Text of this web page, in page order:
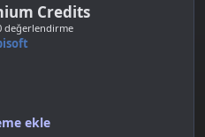
Credits
ekle